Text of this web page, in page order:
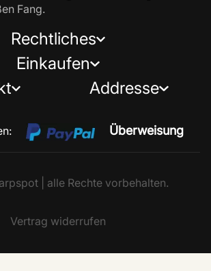
Fang.
Rechtliches
Einkaufen
Addresse
Überweisung
| alle Rechte vorbehalten.
Vertrag widerrufen